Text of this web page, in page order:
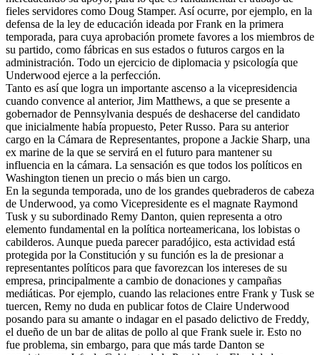
fieles servidores como Doug Stamper. Así ocurre, por ejemplo, en la
defensa de la ley de educación ideada por Frank en la primera
temporada, para cuya aprobación promete favores a los miembros de
su partido, como fábricas en sus estados o futuros cargos en la
administración. Todo un ejercicio de diplomacia y psicología que
Underwood ejerce a la perfección.
Tanto es así que logra un importante ascenso a la vicepresidencia
cuando convence al anterior, Jim Matthews, a que se presente a
gobernador de Pennsylvania después de deshacerse del candidato
que inicialmente había propuesto, Peter Russo. Para su anterior
cargo en la Cámara de Representantes, propone a Jackie Sharp, una
ex marine de la que se servirá en el futuro para mantener su
influencia en la cámara. La sensación es que todos los políticos en
Washington tienen un precio o más bien un cargo.
En la segunda temporada, uno de los grandes quebraderos de cabeza
de Underwood, ya como Vicepresidente es el magnate Raymond
Tusk y su subordinado Remy Danton, quien representa a otro
elemento fundamental en la política norteamericana, los lobistas o
cabilderos. Aunque pueda parecer paradójico, esta actividad está
protegida por la Constitución y su función es la de presionar a
representantes políticos para que favorezcan los intereses de su
empresa, principalmente a cambio de donaciones y campañas
mediáticas. Por ejemplo, cuando las relaciones entre Frank y Tusk se
tuercen, Remy no duda en publicar fotos de Claire Underwood
posando para su amante o indagar en el pasado delictivo de Freddy,
el dueño de un bar de alitas de pollo al que Frank suele ir. Esto no
fue problema, sin embargo, para que más tarde Danton se